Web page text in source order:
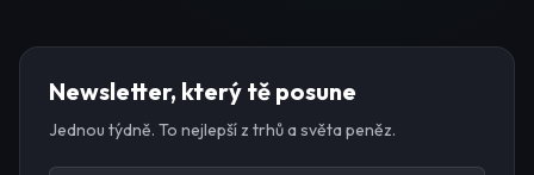
Newsletter, který tě posune
Jednou týdně. To nejlepší z trhů a světa peněz.